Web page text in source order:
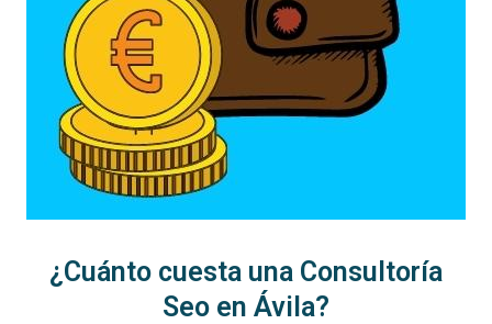
¿Cuánto cuesta una Consultoría
Seo en Ávila?